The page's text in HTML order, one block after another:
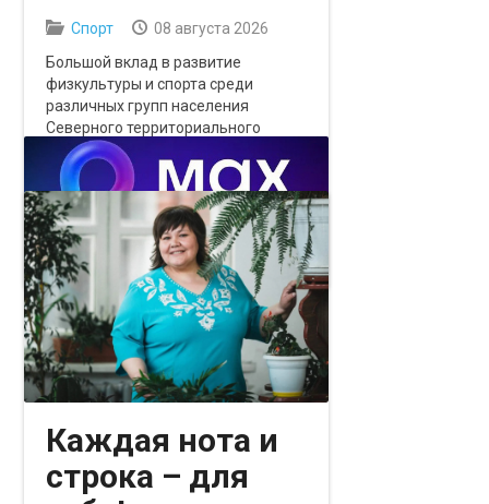
Спорт
08 августа 2026
Большой вклад в развитие
физкультуры и спорта среди
различных групп населения
Северного территориального
управления – от Источника, Яра до
Каскары, Ембаево, Созоново и
других населенных пунктов по
Тобольскому тракту вносит центр
физкультурно-спортивной работы
«Лидер».
Каждая нота и
строка – для